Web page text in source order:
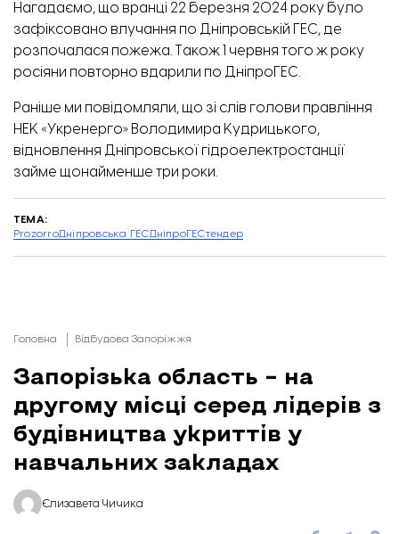
Нагадаємо, що вранці 22 березня 2024 року було
зафіксовано влучання по Дніпровській ГЕС, де
розпочалася пожежа. Також
1 червня того ж року
росіяни повторно вдарили по ДніпроГЕС.
Раніше ми повідомляли, що зі слів голови правління
НЕК «Укренерго» Володимира Кудрицького,
відновлення Дніпровської гідроелектростанції
займе щонайменше три роки.
ТЕМА:
ProzorroДніпровська ГЕСДніпроГЕСтендер
Головна Відбудова Запоріжжя
Запорізька область – на
другому місці серед лідерів з
будівництва укриттів у
навчальних закладах
Єлизавета Чичика